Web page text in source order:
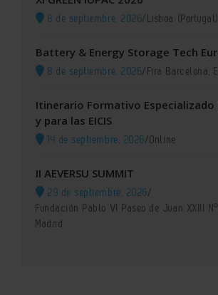
8 de septiembre, 2026/Lisboa (Portugal)
Battery & Energy Storage Tech
8 de septiembre, 2026/Fira Barcelona,
Itinerario Formativo Especializado
y para las EICIS
14 de septiembre, 2026/Online
II AEVERSU SUMMIT
29 de septiembre, 2026/
Fundación Pablo VI Paseo de Juan XXIII
Madrid